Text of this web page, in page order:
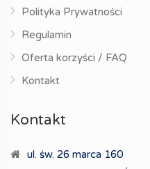
Polityka Prywatności
Regulamin
Oferta korzyści / FAQ
Kontakt
Kontakt
ul. św. 26 marca 160